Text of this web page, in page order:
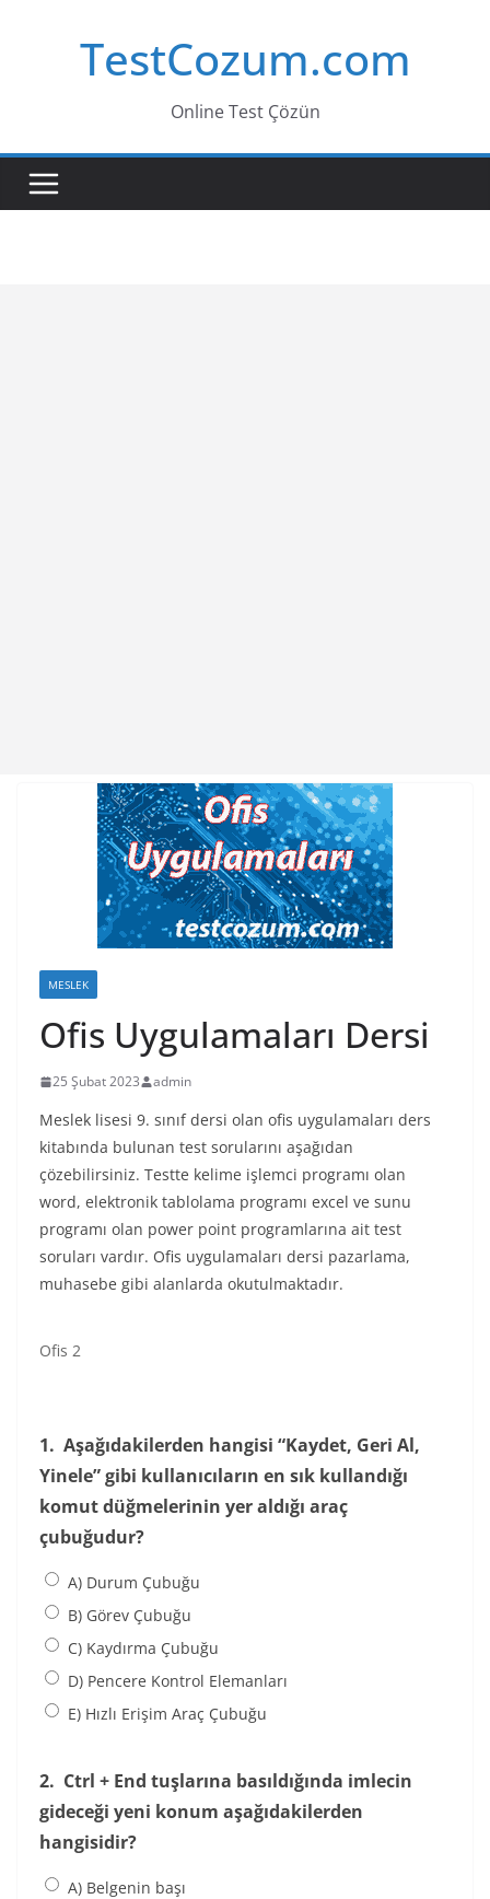
TestCozum.com
Online Test Çözün
MESLEK
Ofis Uygulamaları Dersi
25 Şubat 2023 admin
Meslek lisesi 9. sınıf dersi olan ofis uygulamaları ders
kitabında bulunan test sorularını aşağıdan
çözebilirsiniz. Testte kelime işlemci programı olan
word, elektronik tablolama programı excel ve sunu
programı olan power point programlarına ait test
soruları vardır. Ofis uygulamaları dersi pazarlama,
muhasebe gibi alanlarda okutulmaktadır.
Ofis 2
1. Aşağıdakilerden hangisi “Kaydet, Geri Al,
Yinele” gibi kullanıcıların en sık kullandığı
komut düğmelerinin yer aldığı araç
çubuğudur?
A) Durum Çubuğu
B) Görev Çubuğu
C) Kaydırma Çubuğu
D) Pencere Kontrol Elemanları
E) Hızlı Erişim Araç Çubuğu
2. Ctrl + End tuşlarına basıldığında imlecin
gideceği yeni konum aşağıdakilerden
hangisidir?
A) Belgenin başı